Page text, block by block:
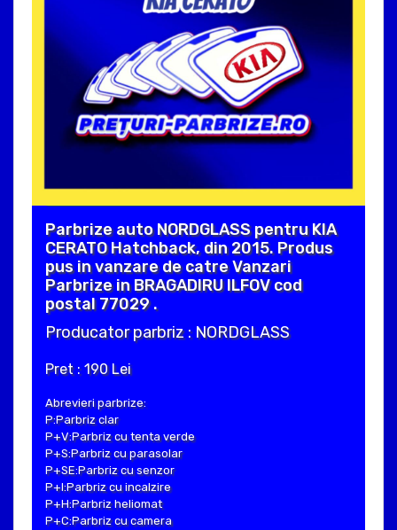
Parbrize auto NORDGLASS pentru KIA
CERATO Hatchback, din 2015. Produs
pus in vanzare de catre Vanzari
Parbrize in BRAGADIRU ILFOV cod
postal 77029 .
Producator parbriz : NORDGLASS
Pret : 190 Lei
Abrevieri parbrize:
P:Parbriz clar
P+V:Parbriz cu tenta verde
P+S:Parbriz cu parasolar
P+SE:Parbriz cu senzor
P+I:Parbriz cu incalzire
P+H:Parbriz heliomat
P+C:Parbriz cu camera